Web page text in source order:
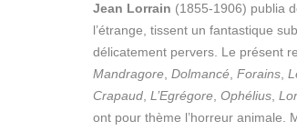
Jean Lorrain (1855-1906) publia
l’étrange, tissent un fantastique
délicatement pervers. Le présent
Mandragore Dolmancé Forains
Crapaud L’Egrégore Ophélius
ont pour thème l’horreur animale.